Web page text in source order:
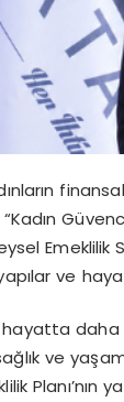
ve
hayatta
ve